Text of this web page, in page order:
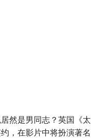
然是男同志？英国《太
，在影片中将扮演著名